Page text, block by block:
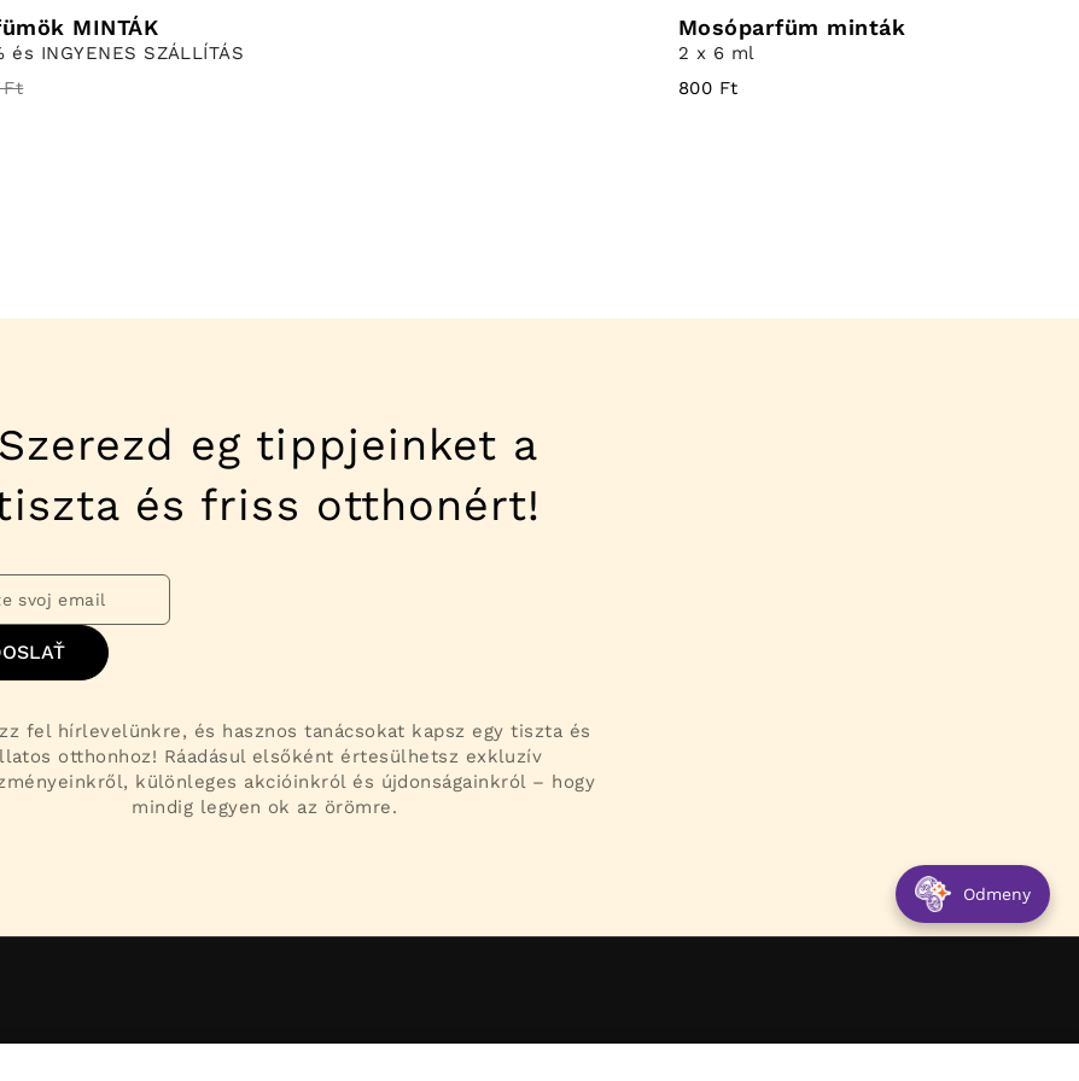
MINTÁK
INGYENES SZÁLLÍTÁS
Ft
Mosóparfüm minták
2 x 6 ml
800 Ft
Szerezd eg tippjeinket a
és friss otthonért!
fel hírlevelünkre, és hasznos tanácsokat kapsz egy tiszta és
otthonhoz! Ráadásul elsőként értesülhetsz exkluzív
különleges akcióinkról és újdonságainkról – hogy
mindig legyen ok az örömre.
Odmeny